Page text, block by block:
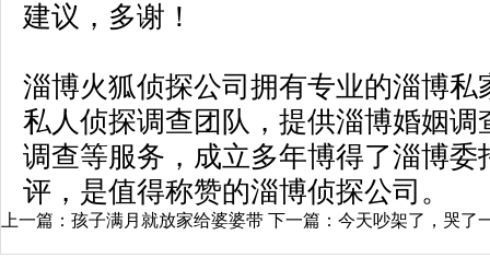
建议，多谢！
淄博火狐侦探公司拥有专业的淄博私
私人侦探调查团队，提供淄博婚姻调
调查等服务，成立多年博得了淄博委
评，是值得称赞的淄博侦探公司 。
上一篇： 孩子满月就放家给婆婆带 下一篇： 今天吵架了，哭了